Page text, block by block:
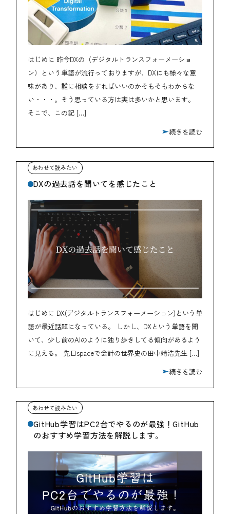
はじめに 昨今DXの（デジタルトランスフォーメーショ
ン）という単語が流行っておりますが、DXにも様々な意
味があり、誰に相談をすればいいのかそもそもわからな
い・・・。そう思っている方は実は多いかと思います。
そこで、この記 […]
続きを読む
DXの過去話を聞いてを感じたこと
はじめに DX(デジタルトランスフォーメーション)という単
語が最近話題になっている。 しかし、DXという単語を聞
いて、少し前のAIのように独り歩きしてる傾向があるよう
に見える。 先日spaceで会計の世界史の田中靖浩先生 […]
続きを読む
GitHub学習はPC2台でやるのが最強！GitHub
のおすすめ学習方法を解説します。